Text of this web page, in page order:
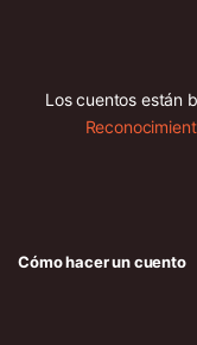
Los cuentos están
Cómo hacer un cuento